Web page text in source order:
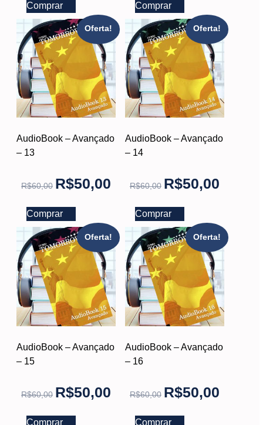
Comprar Comprar
Oferta!
AudioBook – Avançado
– 13
R$60,00 R$50,00
Comprar
Oferta!
AudioBook – Avançado
– 14
R$60,00 R$50,00
Comprar
Oferta!
AudioBook – Avançado
– 15
R$60,00 R$50,00
Comprar
Oferta!
AudioBook – Avançado
– 16
R$60,00 R$50,00
Comprar